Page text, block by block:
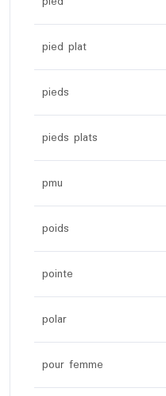
pied plat
pieds
pieds plats
pmu
poids
pointe
polar
pour femme